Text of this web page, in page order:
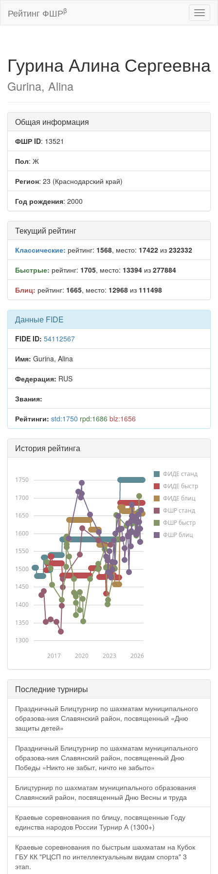
Рейтинг ФШРβ
Гурина Алина Сергеевна
Gurina, Alina
Общая информация
ФШР ID: 13521
Пол: Ж
Регион: 23 (Краснодарский край)
Год рождения: 2000
Текущий рейтинг
Классические: рейтинг: 1568, место: 17422 из 232332
Быстрые: рейтинг: 1705, место: 13394 из 277884
Блиц: рейтинг: 1665, место: 12968 из 111498
Данные FIDE
FIDE ID: 54112567
Имя: Gurina, Alina
Федерация: RUS
Звания:
Рейтинги: std:1750 rpd:1686 blz:1656
История рейтинга
ФИДЕ станд
ФИДЕ быстр
ФИДЕ блиц
ФШР станд
ФШР быстр
ФШР блиц
2017 2020 2023 2026
1300
1350
1400
1450
1500
1550
1600
1650
1700
1750
Последние турниры
Праздничный Блицтурнир по шахматам муниципального
образова-ния Славянский район, посвященный «Дню
защиты детей»
Праздничный Блицтурнир по шахматам муниципального
образова-ния Славянский район, посвященный Дню
Победы «Никто не забыт, ничто не забыто»
Блицтурнир по шахматам муниципального образования
Славянский район, посвященный Дню Весны и труда
Краевые соревнования по блицу, посвященные Году
единства народов России Турнир А (1300+)
Краевые соревнования по быстрым шахматам на Кубок
ГБУ КК "РЦСП по интеллектуальным видам спорта" 3
этап.